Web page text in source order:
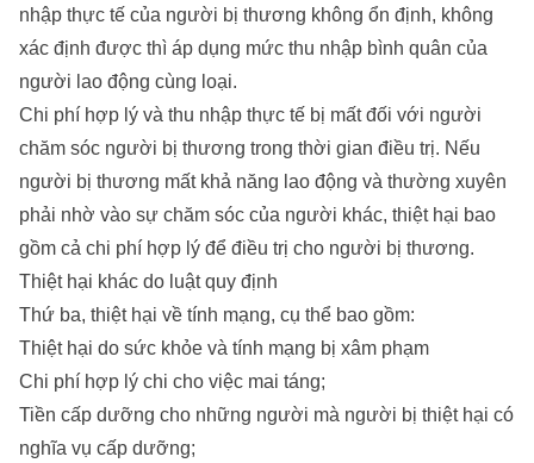
nhập thực tế của người bị thương không ổn định, không
xác định được thì áp dụng mức thu nhập bình quân của
người lao động cùng loại.
Chi phí hợp lý và thu nhập thực tế bị mất đối với người
chăm sóc người bị thương trong thời gian điều trị. Nếu
người bị thương mất khả năng lao động và thường xuyên
phải nhờ vào sự chăm sóc của người khác, thiệt hại bao
gồm cả chi phí hợp lý để điều trị cho người bị thương.
Thiệt hại khác do luật quy định
Thứ ba, thiệt hại về tính mạng, cụ thể bao gồm:
Thiệt hại do sức khỏe và tính mạng bị xâm phạm
Chi phí hợp lý chi cho việc mai táng;
Tiền cấp dưỡng cho những người mà người bị thiệt hại có
nghĩa vụ cấp dưỡng;